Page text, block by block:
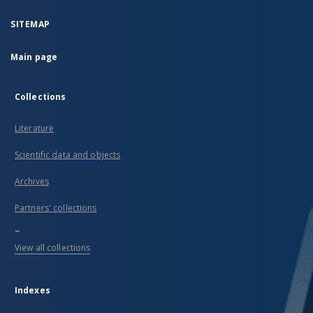
SITEMAP
Main page
Collections
Literature
Scientific data and objects
Archives
Partners' collections
...
View all collections
Indexes